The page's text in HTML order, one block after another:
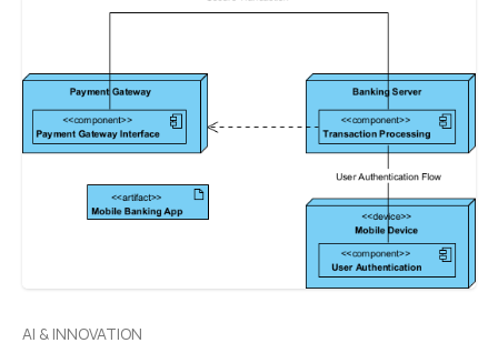
科技應用程式、企業軟體、物聯網基礎設施，還是公共部
業人士不再需要花數小時在繪圖軟體中，而是使用 Visual
Paradigm 免費的 AI 驅動工具，在 60 秒內完成從構想 →
專業級
AI & INNOVATION